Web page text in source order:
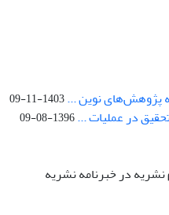
پژوهش‌های نوین ...1403-11-09
در عملیات ...1396-08-09
نشریه در خبرنامه نشریه